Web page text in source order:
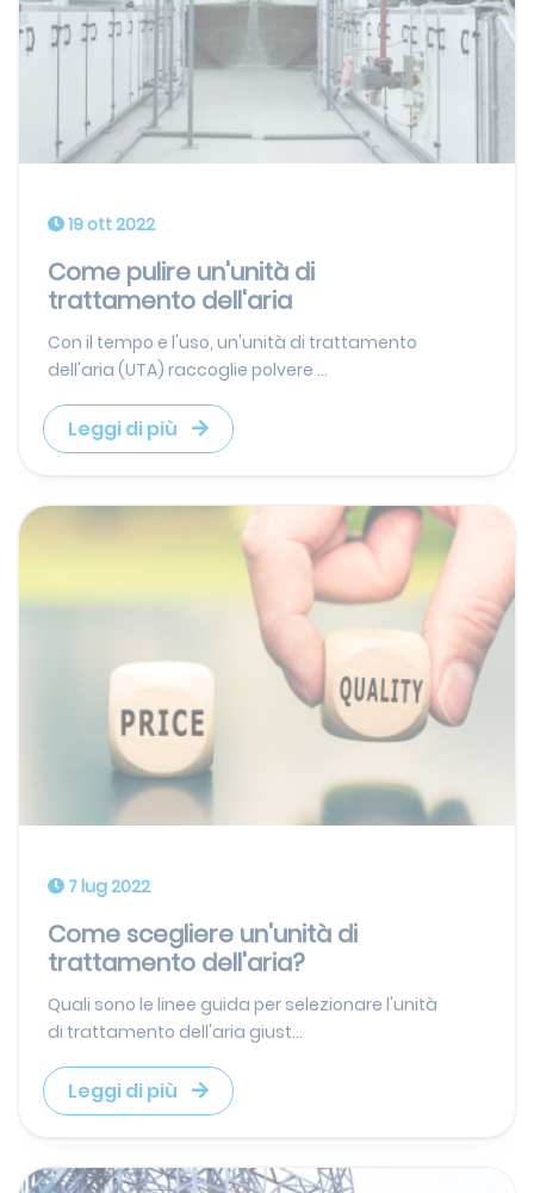
19 ott 2022
Come pulire un'unità di
trattamento dell'aria
Con il tempo e l'uso, un'unità di trattamento
dell'aria (UTA) raccoglie polvere ...
Leggi di più
7 lug 2022
Come scegliere un'unità di
trattamento dell'aria?
Quali sono le linee guida per selezionare l'unità
di trattamento dell'aria giust...
Leggi di più